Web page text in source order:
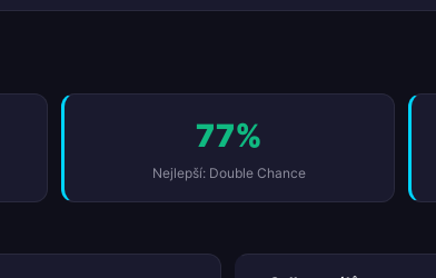
77%
Nejlepší: Double Chance